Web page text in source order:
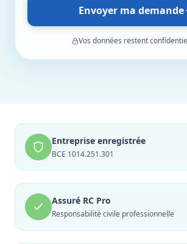
Envoyer ma demande
Vos données restent
Entreprise enregistrée
BCE 1014.251.301
Assuré RC Pro
Responsabilité civile professionnelle